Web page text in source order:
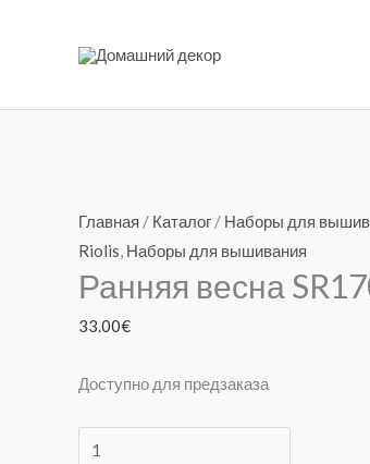
Главная / Каталог / Наборы для
Riolis, Наборы для вышивания
Ранняя весна
33.00€
Доступно для предзаказа
товара
Ранняя
весна